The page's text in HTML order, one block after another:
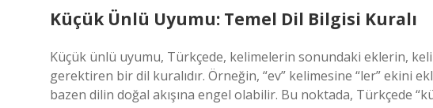
Küçük Ünlü Uyumu: Temel Dil Bilgisi Kuralı
Küçük ünlü uyumu, Türkçede, kelimelerin sonundaki eklerin,
gerektiren bir dil kuralıdır. Örneğin, “ev” kelimesine “ler” ekini
bazen dilin doğal akışına engel olabilir. Bu noktada, Türkçede